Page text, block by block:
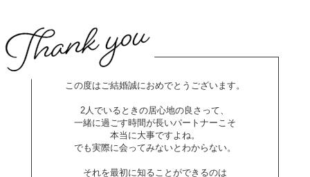
この度はご結婚誠におめでとうございます。
2人でいるときの居心地の良さって、
一緒に過ごす時間が長いパートナーこそ
本当に大事ですよね。
でも実際に会ってみないとわからない。
それを最初に知ることができるのは